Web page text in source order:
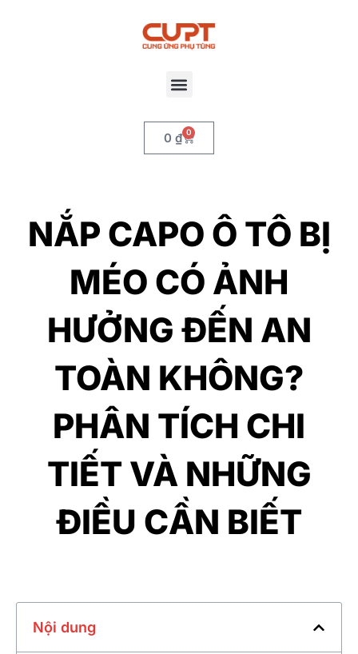
0 ₫ 0
NẮP CAPO Ô TÔ BỊ
MÉO CÓ ẢNH
HƯỞNG ĐẾN AN
TOÀN KHÔNG?
PHÂN TÍCH CHI
TIẾT VÀ NHỮNG
ĐIỀU CẦN BIẾT
Nội dung